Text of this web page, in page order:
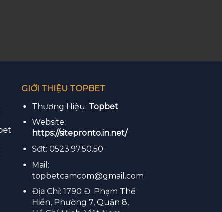
GIỚI THIỆU TOPBET
Thương Hiệu: Topbet
Website:
https://sitepronto.in.net/
Sđt: 0523.97.50.50
Mail:
topbetcamcom@gmail.com
Địa Chỉ: 1790 Đ. Phạm Thế
Hiển, Phường 7, Quận 8,